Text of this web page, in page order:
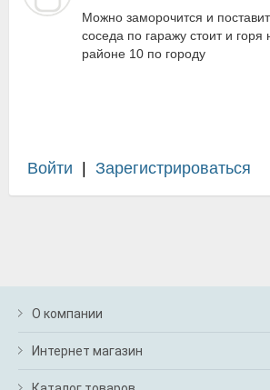
Можно заморочится и
соседа по гаражу стоит и горя
районе 10 по городу
Войти Зарегистрироваться
О компании
Интернет магазин